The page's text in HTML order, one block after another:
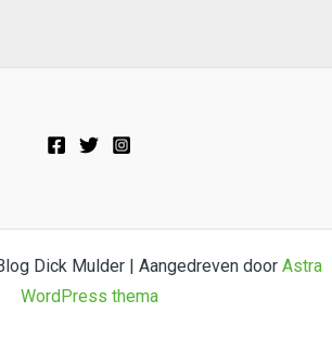
Dick Mulder | Aangedreven door Astra
WordPress thema